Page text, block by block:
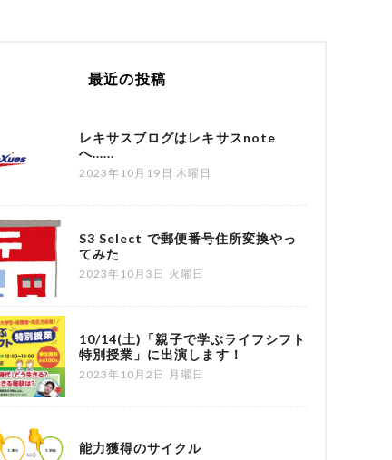
最近の投稿
レキサスブログはレキサスnote
へ......
2023年10月19日 木曜日
S3 Select で郵便番号住所変換やっ
てみた
2023年10月3日 火曜日
10/14(土)「親子で学ぶライフシフト
特別授業」に出演します！
2023年10月2日 月曜日
能力獲得のサイクル